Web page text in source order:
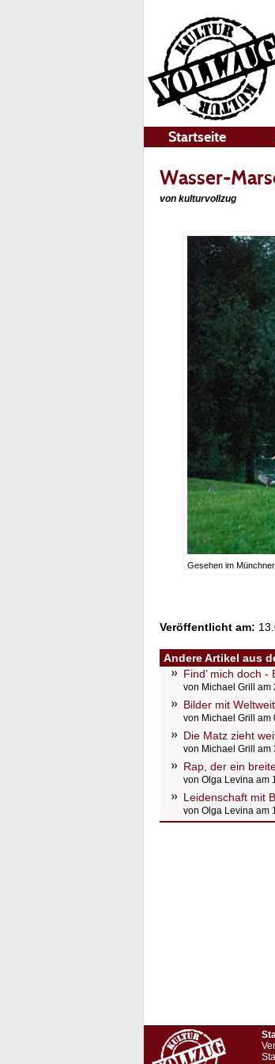
Startseite
Wasser-
von kulturvollzug
Gesehen im
Veröffentlicht am:
Andere Artikel aus
Find’ mich doch
von Michael Grill am
Bilder mit
von Michael Grill am
Die Matz zieht
von Michael Grill am
Rap, der ein
von Olga Levina am
Leidenschaft mit
von Olga Levina am